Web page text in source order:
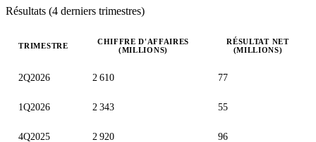
Résultats (4 derniers trimestres)
TRIMESTRE
CHIFFRE D'AFFAIRES
(MILLIONS)
RÉSULTAT NET
(MILLIONS)
2Q2026 2 610 77
1Q2026 2 343 55
4Q2025 2 920 96